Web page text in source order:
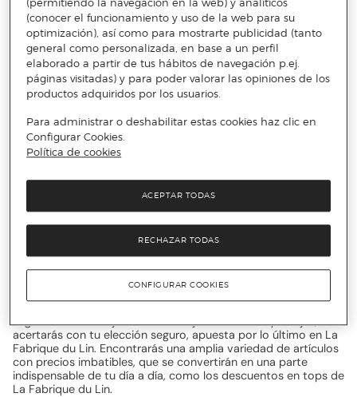
más te gustan. No lo dudes y elige descuentos en vestidos de
mujer de La Fabrique du Lin para sentirte de lo más cómoda
en tu día a día. Estos modelos harán la combinación perfecta
con cualquiera de tus conjuntos, estarás increíble. Cuenta
también con modelos perfectos para seguir las tendencias
más punteras en moda, tus looks quedarán increíbles con
descuentos en vestidos de verano de La Fabrique du Lin.
Renueva tu armario con la
Fabrique du Lin
Esta selección se caracteriza por su calidad y funcionalidad en
cada producto. Cada modelo será todo un éxito, como los
descuentos en camisas de mujer de La Fabrique du Lin,
destacarás, te lo aseguramos. No lo dudes y apuesta por
nuestros descuentos, ¡No te faltará ni un detalle! Encuentra
piezas perfectas para tu rutina, alegrarán cada día, como los
nuevos descuentos en blusas de La Fabrique du Lin. Si esta
la guinda a tus conjuntos clave. Elijas el modelo que elijas,
acertarás con tu elección seguro, apuesta por lo último en La
Fabrique du Lin. Encontrarás una amplia variedad de artículos
con precios imbatibles, que se convertirán en una parte
indispensable de tu día a día, como los descuentos en tops de
La Fabrique du Lin.
(permitiendo la navegación en la web) y analíticos
(conocer el funcionamiento y uso de la web para su
optimización), así como para mostrarte publicidad (tanto
general como personalizada, en base a un perfil
elaborado a partir de tus hábitos de navegación p.ej.
páginas visitadas) y para poder valorar las opiniones de los
productos adquiridos por los usuarios.
Para administrar o deshabilitar estas cookies haz clic en
Configurar Cookies.
Política de cookies
RECHAZAR TODAS
ACEPTAR TODAS
CONFIGURAR COOKIES